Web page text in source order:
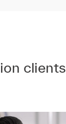
clients